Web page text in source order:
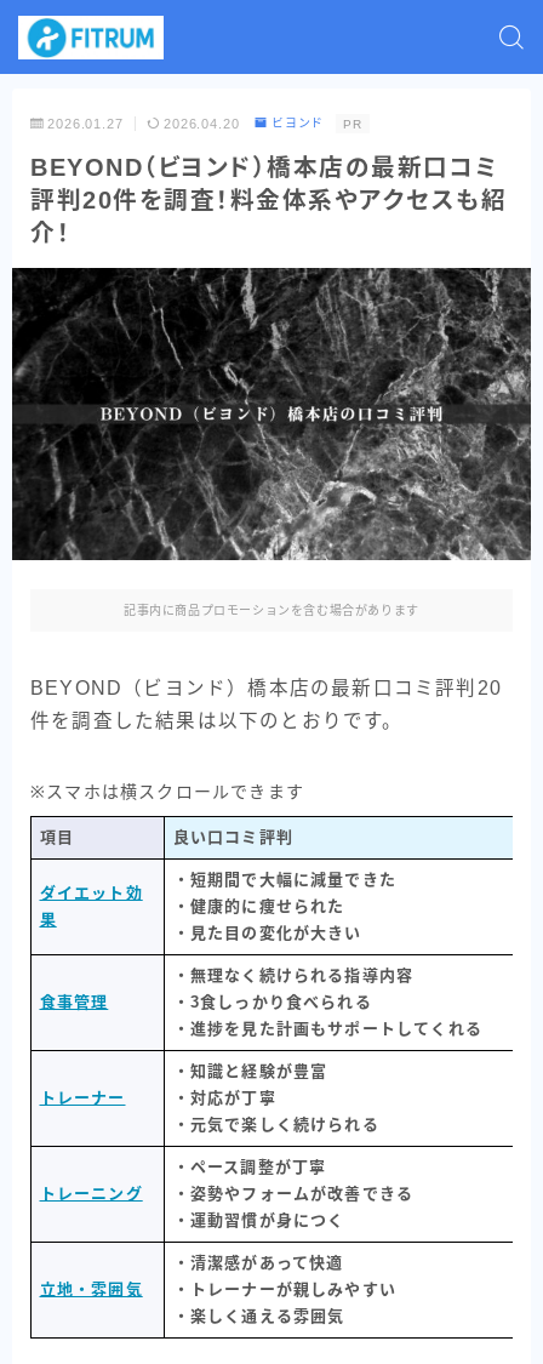
2026.01.27 2026.04.20 ビヨンド PR
BEYOND（ビヨンド）橋本店の最新口コミ
評判20件を調査！料金体系やアクセスも紹
介！
記事内に商品プロモーションを含む場合があります
BEYOND（ビヨンド）橋本店の最新口コミ評判20
件を調査した結果は以下のとおりです。
※スマホは横スクロールできます
項目 良い口コミ評判
ダイエット効
果
・短期間で大幅に減量できた
・健康的に痩せられた
・見た目の変化が大きい
食事管理
・無理なく続けられる指導内容
・3食しっかり食べられる
・進捗を見た計画もサポートしてくれる
トレーナー
・知識と経験が豊富
・対応が丁寧
・元気で楽しく続けられる
トレーニング
・ペース調整が丁寧
・姿勢やフォームが改善できる
・運動習慣が身につく
立地・雰囲気
・清潔感があって快適
・トレーナーが親しみやすい
・楽しく通える雰囲気